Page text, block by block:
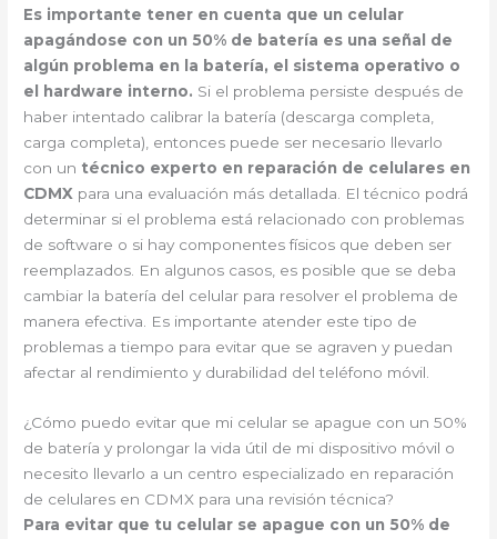
Es importante tener en cuenta que un celular
apagándose con un 50% de batería es una señal de
algún problema en la batería, el sistema operativo o
el hardware interno. Si el problema persiste después de
haber intentado calibrar la batería (descarga completa,
carga completa), entonces puede ser necesario llevarlo
con un técnico experto en reparación de celulares en
CDMX para una evaluación más detallada. El técnico podrá
determinar si el problema está relacionado con problemas
de software o si hay componentes físicos que deben ser
reemplazados. En algunos casos, es posible que se deba
cambiar la batería del celular para resolver el problema de
manera efectiva. Es importante atender este tipo de
problemas a tiempo para evitar que se agraven y puedan
afectar al rendimiento y durabilidad del teléfono móvil.
¿Cómo puedo evitar que mi celular se apague con un 50%
de batería y prolongar la vida útil de mi dispositivo móvil o
necesito llevarlo a un centro especializado en reparación
de celulares en CDMX para una revisión técnica?
Para evitar que tu celular se apague con un 50% de